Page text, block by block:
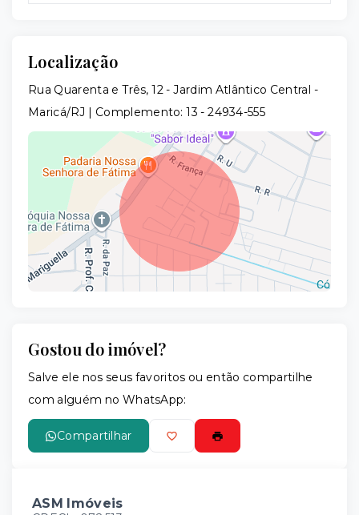
Localização
Rua Quarenta e Três, 12 - Jardim Atlântico Central -
Maricá/RJ | Complemento: 13 - 24934-555
Gostou do imóvel?
Salve ele nos seus favoritos ou então compartilhe
com alguém no WhatsApp:
Compartilhar
ASM Imóveis